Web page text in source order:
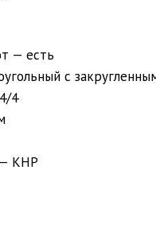
— есть
с
4
— КНР